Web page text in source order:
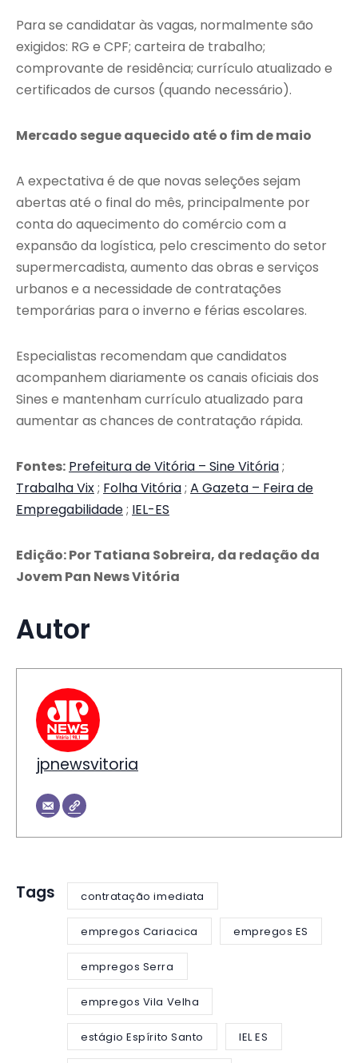
Para se candidatar às vagas, normalmente são
exigidos: RG e CPF; carteira de trabalho;
comprovante de residência; currículo atualizado e
certificados de cursos (quando necessário).
Mercado segue aquecido até o fim de maio
A expectativa é de que novas seleções sejam
abertas até o final do mês, principalmente por
conta do aquecimento do comércio com a
expansão da logística, pelo crescimento do setor
supermercadista, aumento das obras e serviços
urbanos e a necessidade de contratações
temporárias para o inverno e férias escolares.
Especialistas recomendam que candidatos
acompanhem diariamente os canais oficiais dos
Sines e mantenham currículo atualizado para
aumentar as chances de contratação rápida.
Fontes: Prefeitura de Vitória – Sine Vitória;
Trabalha Vix; Folha Vitória; A Gazeta – Feira de
Empregabilidade; IEL-ES
Edição: Por Tatiana Sobreira, da redação da
Jovem Pan News Vitória
Autor
jpnewsvitoria
Tags contratação imediata
empregos Cariacica empregos ES
empregos Serra
empregos Vila Velha
estágio Espírito Santo IEL ES